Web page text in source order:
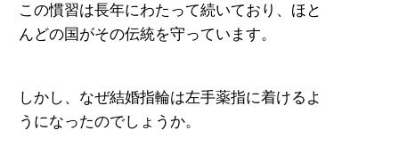
この慣習は長年にわたって続いており、ほと
んどの国がその伝統を守っています。
しかし、なぜ結婚指輪は左手薬指に着けるよ
うになったのでしょうか。